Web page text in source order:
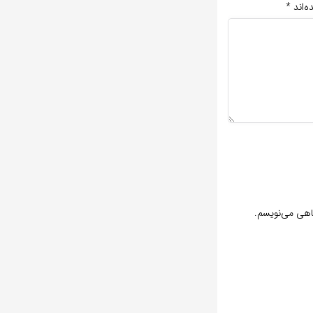
*
می‌نویسم.